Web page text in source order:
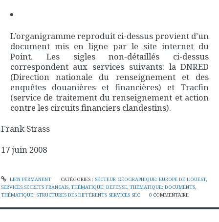
L’organigramme reproduit ci-dessus provient d’un
documentmis en ligne par le site internet du
Point. Les sigles non-détaillés ci-dessus
correspondent aux services suivants: la DNRED
(Direction nationale du renseignement et des
enquêtes douanières et financières) et Tracfin
(service de traitement du renseignement et action
contre les circuits financiers clandestins).
Frank Strass
17 juin 2008
LIEN PERMANENT CATÉGORIES : SECTEUR GÉOGRAPHIQUE: EUROPE DE L'OUEST,
SERVICES SECRETS FRANCAIS, THÉMATIQUE: DEFENSE, THÉMATIQUE: DOCUMENTS,
THÉMATIQUE: STRUCTURES DES DIFFÉRENTS SERVICES SEC
0 COMMENTAIRE